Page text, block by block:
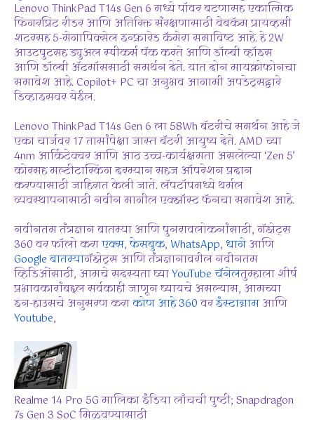
Lenovo ThinkPad T14s Gen 6 मध्ये पॉवर बटणासह एकात्मिक
फिंगरप्रिंट रीडर आणि अतिरिक्त संरक्षणासाठी वेबकॅम प्रायव्हसी
शटरसह 5-मेगापिक्सेल इन्फ्रारेड कॅमेरा समाविष्ट आहे. हे 2W
आउटपुटसह ड्युअल स्पीकर्स पॅक करते आणि डॉल्बी व्हॉइस
आणि डॉल्बी ॲटमॉससाठी समर्थन देते. यात दोन मायक्रोफोनचा
समावेश आहे. Copilot+ PC चा अनुभव आगामी अपडेट्सद्वारे
डिव्हाइसवर येईल.
Lenovo ThinkPad T14s Gen 6 ला 58Wh बॅटरीचे समर्थन आहे जे
एका चार्जवर 17 तासांपेक्षा जास्त बॅटरी आयुष्य देते. AMD च्या
4nm आर्किटेक्चर आणि आठ उच्च-कार्यक्षमता असलेल्या ‘Zen 5’
कोरसह मल्टीटास्किंग दरम्यान सहज ऑपरेशन प्रदान
करण्यासाठी जाहिरात केली जाते. लॅपटॉपमध्ये थर्मल
व्यवस्थापनासाठी नवीन मागील एक्झॉस्ट फॅनचा समावेश आहे.
नवीनतम तंत्रज्ञान बातम्या आणि पुनरावलोकनांसाठी, गॅझेट्स
360 वर फॉलो कराएक्स,फेसबुक, WhatsApp, धागेआणि
Google बातम्यागॅझेट्स आणि तंत्रज्ञानावरील नवीनतम
व्हिडिओंसाठी, आमचे सदस्यता घ्याYouTube चॅनेलतुम्हाला शीर्ष
प्रभावकारांबद्दल सर्वकाही जाणून घ्यायचे असल्यास, आमच्या
इन-हाउसचे अनुसरण कराकोण आहे 360वरइंस्टाग्रामआणि
Youtube,
Realme 14 Pro 5G मालिका इंडिया लाँचची पुष्टी; Snapdragon
7s Gen 3 SoC मिळवण्यासाठी